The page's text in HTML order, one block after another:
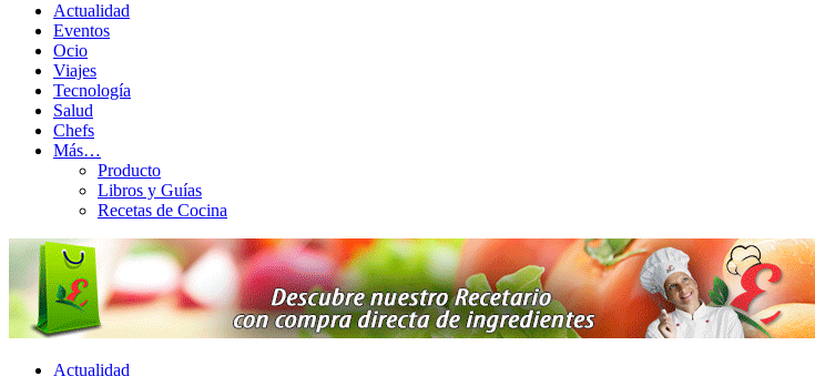
Actualidad
Eventos
Ocio
Viajes
Tecnología
Salud
Chefs
Más…
Producto
Libros y Guías
Recetas de Cocina
Actualidad